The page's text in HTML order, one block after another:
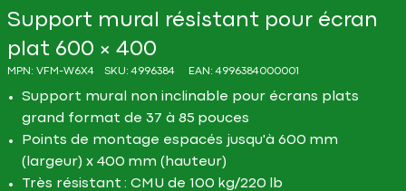
Support mural résistant pour écran
plat 600 × 400
MPN: VFM-W6X4 SKU:4996384 EAN:4996384000001
Support mural non inclinable pour écrans plats
grand format de 37 à 85 pouces
Points de montage espacés jusqu'à 600 mm
(largeur) x 400 mm (hauteur)
Très résistant : CMU de 100 kg/220 lb